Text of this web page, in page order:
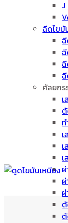
J
ฉีดไขมั
ศัลยกร